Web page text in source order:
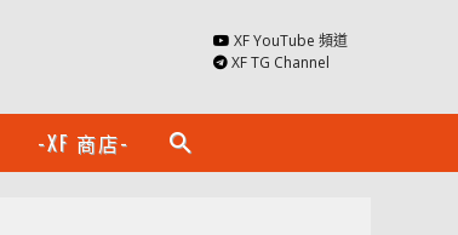
XF YouTube 頻道
XF TG Channel
-XF 商店- search